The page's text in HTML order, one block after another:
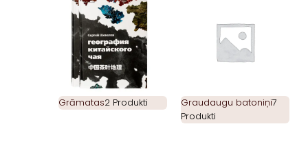
Grāmatas2 Produkti Graudaugu batoniņi7
Produkti